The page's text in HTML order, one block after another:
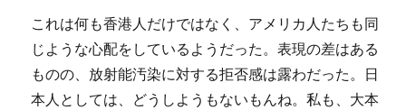
これは何も香港人だけではなく、アメリカ人たちも同
じような心配をしているようだった。表現の差はある
ものの、放射能汚染に対する拒否感は露わだった。日
本人としては、どうしようもないもんね。私も、大本